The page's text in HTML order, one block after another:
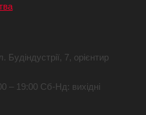
Будіндустрії, 7, орієнтир
– 19:00 Сб-Нд: вихідні